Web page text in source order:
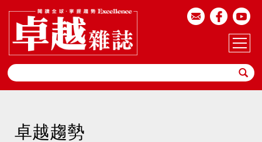
卓越趨勢